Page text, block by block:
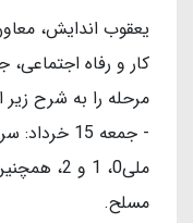
یعقوب اندایش،
کار و رفاه
مرحله را به شرح زیر
- جمعه 15
ملی0، 1 و
مسلح.